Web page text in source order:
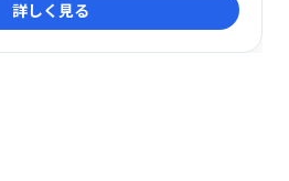
詳しく見る